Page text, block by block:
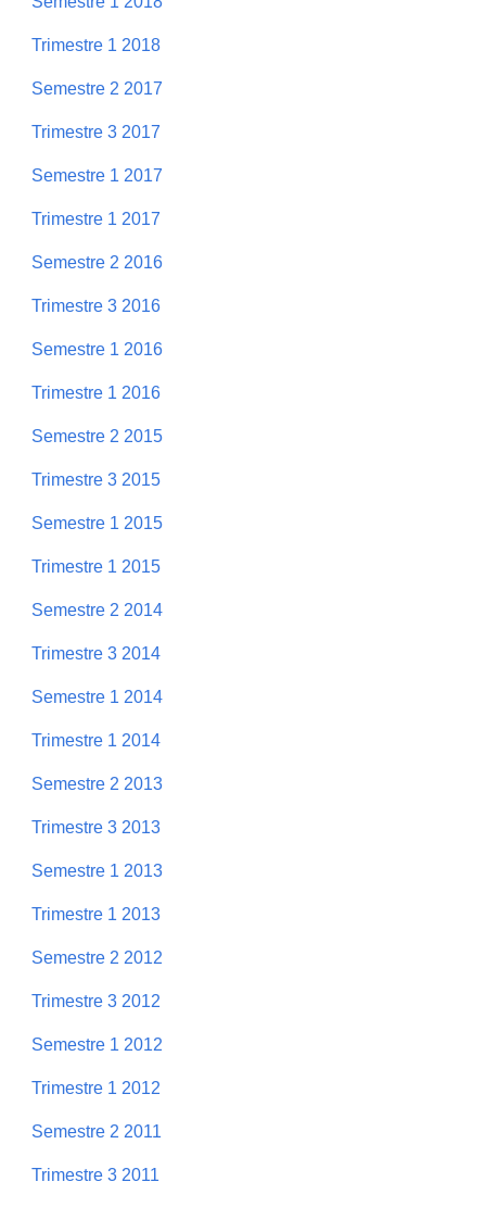
Trimestre 1 2018
Semestre 2 2017
Trimestre 3 2017
Semestre 1 2017
Trimestre 1 2017
Semestre 2 2016
Trimestre 3 2016
Semestre 1 2016
Trimestre 1 2016
Semestre 2 2015
Trimestre 3 2015
Semestre 1 2015
Trimestre 1 2015
Semestre 2 2014
Trimestre 3 2014
Semestre 1 2014
Trimestre 1 2014
Semestre 2 2013
Trimestre 3 2013
Semestre 1 2013
Trimestre 1 2013
Semestre 2 2012
Trimestre 3 2012
Semestre 1 2012
Trimestre 1 2012
Semestre 2 2011
Trimestre 3 2011